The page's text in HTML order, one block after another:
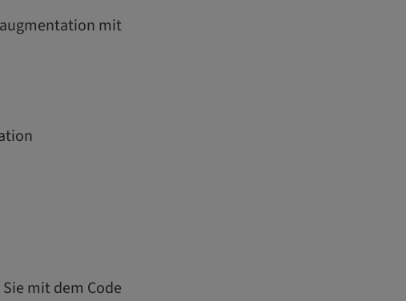
mit
mit dem Code